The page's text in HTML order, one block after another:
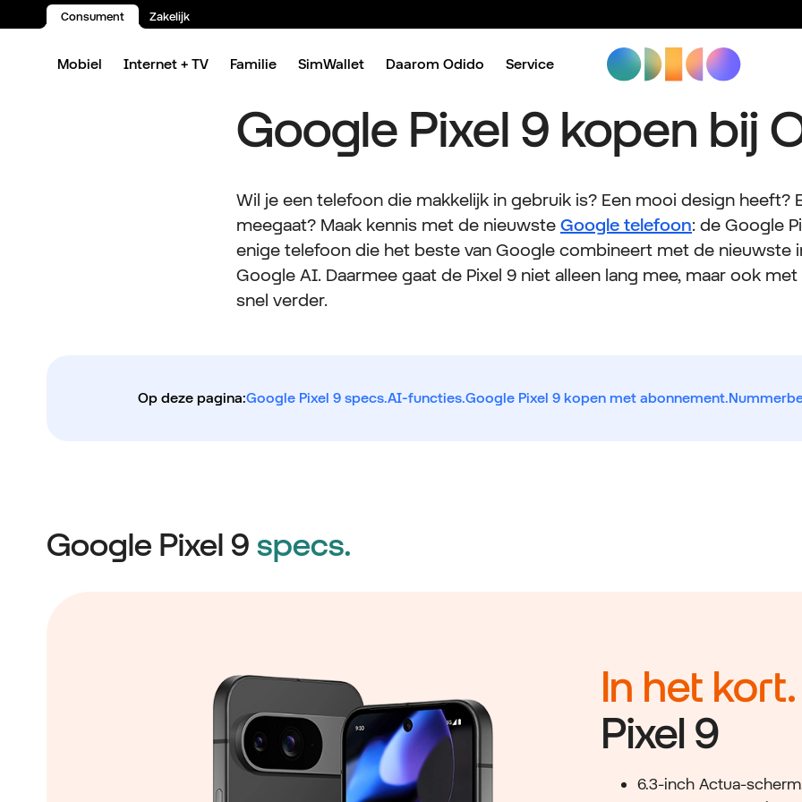
Consument Zakelijk
Mobiel Internet + TV Familie SimWallet Daarom Odido Service
Google Pixel 9 kopen bij
Wil je een telefoon die makkelijk in gebruik is? Een mooi design heeft?
meegaat? Maak kennis met de nieuwste Google telefoon: de Google
enige telefoon die het beste van Google combineert met de nieuwste
Google AI. Daarmee gaat de Pixel 9 niet alleen lang mee, maar ook
snel verder.
Op deze pagina:Google Pixel 9 specs.AI-functies.Google Pixel 9 kopen met abonnement.
Google Pixel 9 specs.
In het kort.
Pixel 9
6.3-inch Actua-